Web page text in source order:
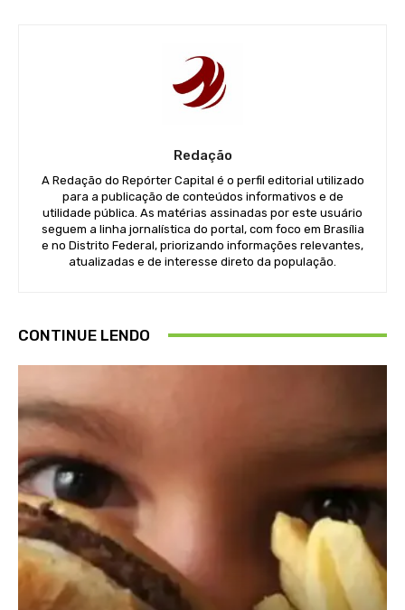
Redação
A Redação do Repórter Capital é o perfil editorial utilizado
para a publicação de conteúdos informativos e de
utilidade pública. As matérias assinadas por este usuário
seguem a linha jornalística do portal, com foco em Brasília
e no Distrito Federal, priorizando informações relevantes,
atualizadas e de interesse direto da população.
CONTINUE LENDO